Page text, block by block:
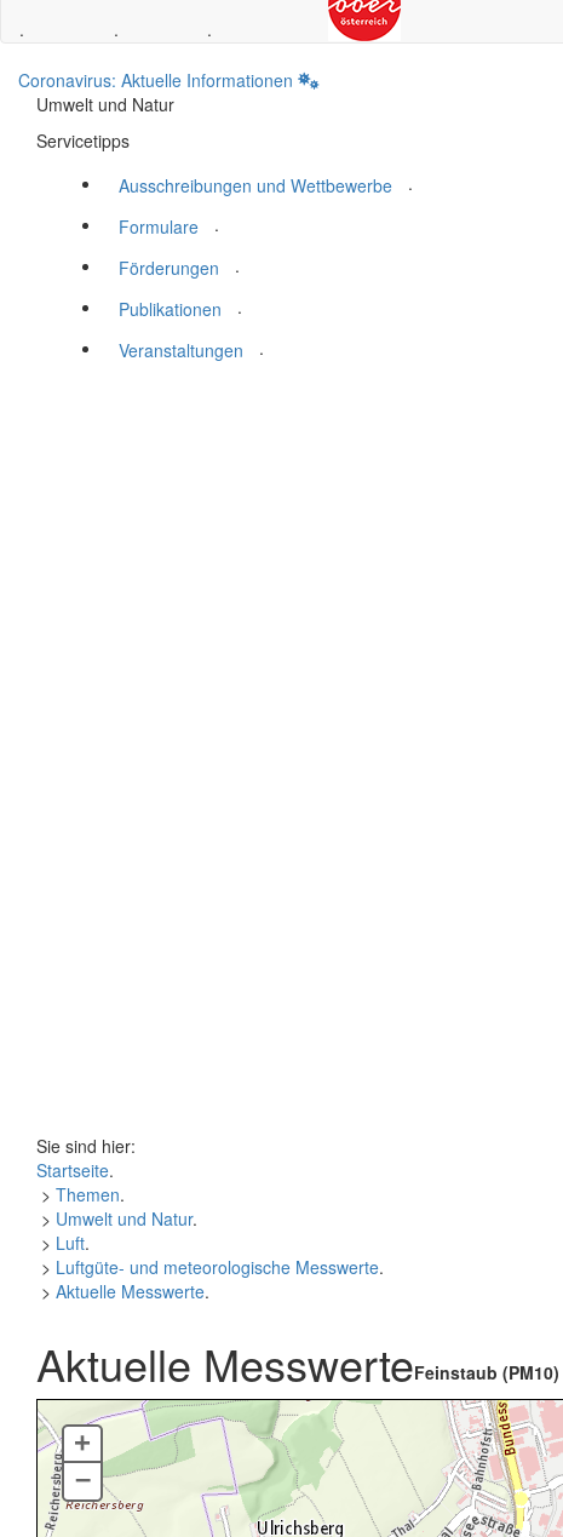
.
.
.
Coronavirus: Aktuelle Informationen
Umwelt und Natur
Servicetipps
Ausschreibungen und Wettbewerbe
.
Formulare
.
Förderungen
.
Publikationen
.
Veranstaltungen
.
Sie sind hier:
Startseite.
> Themen.
> Umwelt und Natur.
> Luft.
> Luftgüte- und meteorologische Messwerte.
> Aktuelle Messwerte.
Aktuelle MesswerteFeinstaub (PM10)
+
–